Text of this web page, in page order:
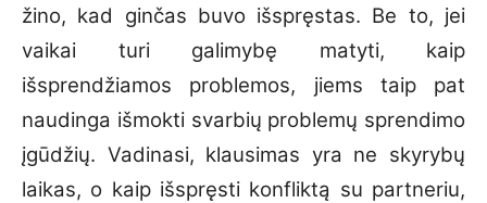
žino, kad ginčas buvo išspręstas. Be to, jei
vaikai turi galimybę matyti, kaip
išsprendžiamos problemos, jiems taip pat
naudinga išmokti svarbių problemų sprendimo
įgūdžių. Vadinasi, klausimas yra ne skyrybų
laikas, o kaip išspręsti konfliktą su partneriu,